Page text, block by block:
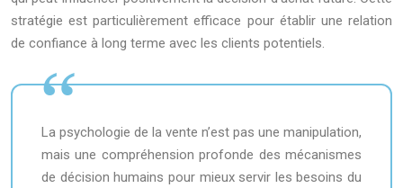
stratégie est particulièrement efficace pour établir une relation
de confiance à long terme avec les clients potentiels.
La psychologie de la vente n’est pas une manipulation,
mais une compréhension profonde des mécanismes
de décision humains pour mieux servir les besoins du